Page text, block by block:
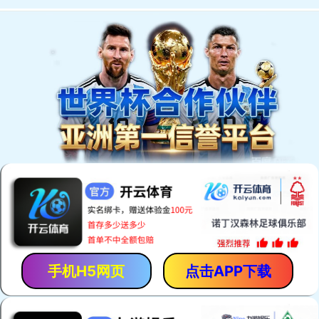
关于公司 新闻动态 公司产品
案例展示 人才招聘 技术支持 联系我们